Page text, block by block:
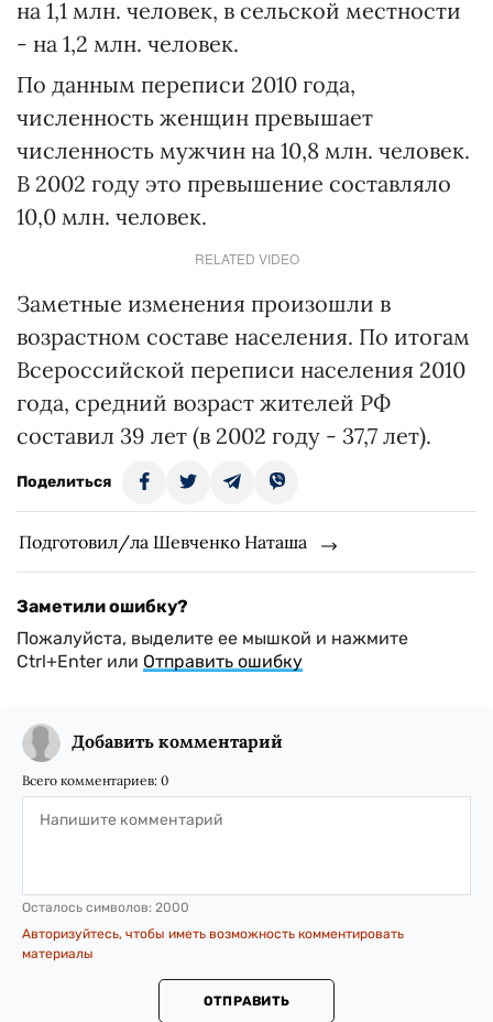
на 1,1 млн. человек, в сельской местности
- на 1,2 млн. человек.
По данным переписи 2010 года,
численность женщин превышает
численность мужчин на 10,8 млн. человек.
В 2002 году это превышение составляло
10,0 млн. человек.
RELATED VIDEO
Заметные изменения произошли в
возрастном составе населения. По итогам
Всероссийской переписи населения 2010
года, средний возраст жителей РФ
составил 39 лет (в 2002 году - 37,7 лет).
Поделиться
Подготовил/ла Шевченко Наташа
Заметили ошибку?
Пожалуйста, выделите ее мышкой и нажмите
Ctrl+Enter или Отправить ошибку
Добавить комментарий
Всего комментариев: 0
Осталось символов: 2000
Авторизуйтесь, чтобы иметь возможность комментировать
материалы
ОТПРАВИТЬ